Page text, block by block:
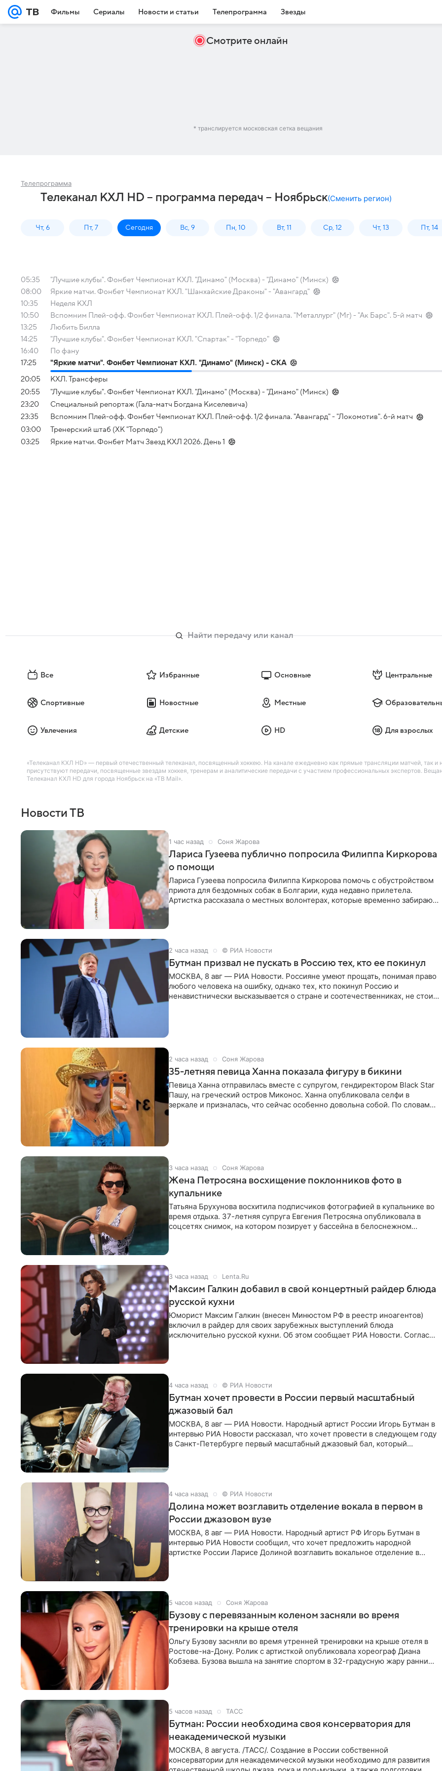
Фильмы Сериалы Новости и статьи Телепрограмма Звезды
Смотрите онлайн
* транслируется московская сетка вещания
Телепрограмма
Телеканал КХЛ HD – программа передач – Ноябрьск(Сменить регион)
Чт, 6 Пт, 7 Сегодня Вс, 9 Пн, 10 Вт, 11 Ср, 12 Чт, 13 Пт, 14
05:35
"Лучшие клубы". Фонбет Чемпионат КХЛ. "Динамо" (Москва) - "Динамо" (Минск)
08:00
Яркие матчи. Фонбет Чемпионат КХЛ. "Шанхайские Драконы" - "Авангард"
10:35
Неделя КХЛ
10:50
Вспомним Плей-офф. Фонбет Чемпионат КХЛ. Плей-офф. 1/2 финала. "Металлург" (Мг) - "Ак Барс". 5-й матч
13:25
Любить Билла
14:25
"Лучшие клубы". Фонбет Чемпионат КХЛ. "Спартак" - "Торпедо"
16:40
По фану
17:25
"Яркие матчи". Фонбет Чемпионат КХЛ. "Динамо" (Минск) - СКА
20:05
КХЛ. Трансферы
20:55
"Лучшие клубы". Фонбет Чемпионат КХЛ. "Динамо" (Москва) - "Динамо" (Минск)
23:20
Специальный репортаж (Гала-матч Богдана Киселевича)
23:35
Вспомним Плей-офф. Фонбет Чемпионат КХЛ. Плей-офф. 1/2 финала. "Авангард" - "Локомотив". 6-й матч
03:00
Тренерский штаб (ХК "Торпедо")
03:25
Яркие матчи. Фонбет Матч Звезд КХЛ 2026. День 1
Все Избранные Основные Центральные
Спортивные Новостные Местные
Увлечения Детские HD Для взрослых
«Телеканал КХЛ HD» — первый отечественный телеканал, посвященный хоккею. На канале ежедневно как прямые трансляции матчей, так и
присутствуют передачи, посвященные звездам хоккея, тренерам и аналитические передачи с участием профессиональных экспертов.
Телеканал КХЛ HD для города Ноябрьск на «ТВ Mail».
Новости ТВ
1 час назад Соня Жарова
Лариса Гузеева публично попросила Филиппа Киркорова
о помощи
Лариса Гузеева попросила Филиппа Киркорова помочь с обустройством
приюта для бездомных собак в Болгарии, куда недавно прилетела.
Артистка рассказала о местных волонтерах, которые временно забирают
2 часа назад © РИА Новости
Бутман призвал не пускать в Россию тех, кто ее покинул
МОСКВА, 8 авг — РИА Новости. Россияне умеют прощать, понимая право
любого человека на ошибку, однако тех, кто покинул Россию и
ненавистнически высказывается о стране и соотечественниках, не стоит
2 часа назад Соня Жарова
35-летняя певица Ханна показала фигуру в бикини
Певица Ханна отправилась вместе с супругом, гендиректором Black Star
Пашу, на греческий остров Миконос. Ханна опубликовала селфи в
зеркале и призналась, что сейчас особенно довольна собой. По словам
3 часа назад Соня Жарова
Жена Петросяна восхищение поклонников фото в
купальнике
Татьяна Брухунова восхитила подписчиков фотографией в купальнике во
время отдыха. 37-летняя супруга Евгения Петросяна опубликовала в
соцсетях снимок, на котором позирует у бассейна в белоснежном
3 часа назад Lenta.Ru
Максим Галкин добавил в свой концертный райдер блюда
русской кухни
Юморист Максим Галкин (внесен Минюстом РФ в реестр иноагентов)
включил в райдер для своих зарубежных выступлений блюда
исключительно русской кухни. Об этом сообщает РИА Новости. Согласно
4 часа назад © РИА Новости
Бутман хочет провести в России первый масштабный
джазовый бал
МОСКВА, 8 авг — РИА Новости. Народный артист России Игорь Бутман в
интервью РИА Новости рассказал, что хочет провести в следующем году
в Санкт-Петербурге первый масштабный джазовый бал, который
4 часа назад © РИА Новости
Долина может возглавить отделение вокала в первом в
России джазовом вузе
МОСКВА, 8 авг — РИА Новости. Народный артист РФ Игорь Бутман в
интервью РИА Новости сообщил, что хочет предложить народной
артистке России Ларисе Долиной возглавить вокальное отделение в
5 часов назад Соня Жарова
Бузову с перевязанным коленом засняли во время
тренировки на крыше отеля
Ольгу Бузову засняли во время утренней тренировки на крыше отеля в
Ростове-на-Дону. Ролик с артисткой опубликовала хореограф Диана
Кобзева. Бузова вышла на занятие спортом в 32-градусную жару ранним
5 часов назад ТАСС
Бутман: России необходима своя консерватория для
неакадемической музыки
МОСКВА, 8 августа. /ТАСС/. Создание в России собственной
консерватории для неакадемической музыки необходимо для развития